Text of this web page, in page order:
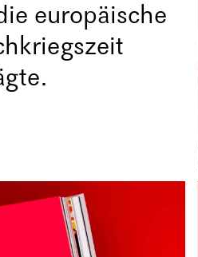
europäische